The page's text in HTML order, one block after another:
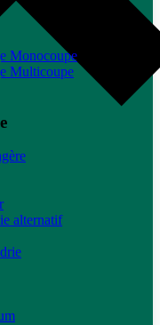
Monocoupe
Multicoupe
alternatif